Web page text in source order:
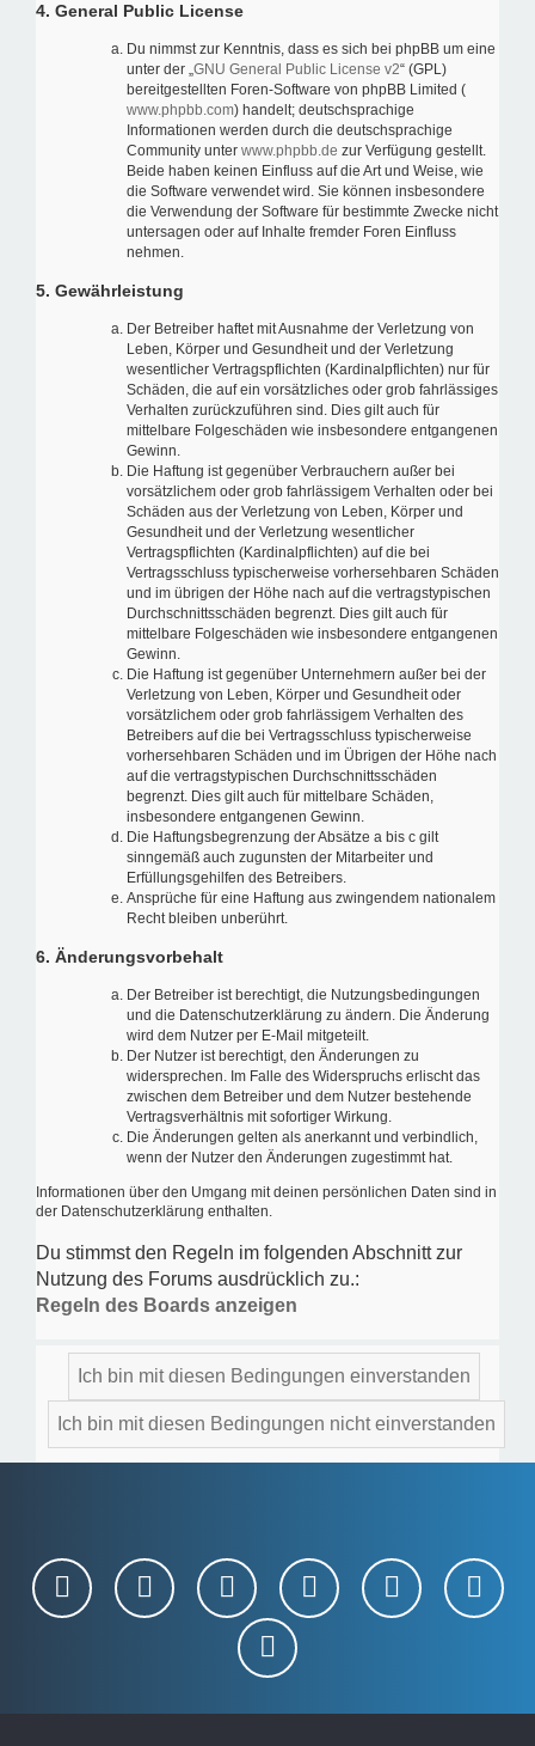
4. General Public License
Du nimmst zur Kenntnis, dass es sich bei phpBB um eine
unter der „GNU General Public License v2“ (GPL)
bereitgestellten Foren-Software von phpBB Limited (
www.phpbb.com) handelt; deutschsprachige
Informationen werden durch die deutschsprachige
Community unter www.phpbb.de zur Verfügung gestellt.
Beide haben keinen Einfluss auf die Art und Weise, wie
die Software verwendet wird. Sie können insbesondere
die Verwendung der Software für bestimmte Zwecke nicht
untersagen oder auf Inhalte fremder Foren Einfluss
nehmen.
5. Gewährleistung
Der Betreiber haftet mit Ausnahme der Verletzung von
Leben, Körper und Gesundheit und der Verletzung
wesentlicher Vertragspflichten (Kardinalpflichten) nur für
Schäden, die auf ein vorsätzliches oder grob fahrlässiges
Verhalten zurückzuführen sind. Dies gilt auch für
mittelbare Folgeschäden wie insbesondere entgangenen
Gewinn.
Die Haftung ist gegenüber Verbrauchern außer bei
vorsätzlichem oder grob fahrlässigem Verhalten oder bei
Schäden aus der Verletzung von Leben, Körper und
Gesundheit und der Verletzung wesentlicher
Vertragspflichten (Kardinalpflichten) auf die bei
Vertragsschluss typischerweise vorhersehbaren Schäden
und im übrigen der Höhe nach auf die vertragstypischen
Durchschnittsschäden begrenzt. Dies gilt auch für
mittelbare Folgeschäden wie insbesondere entgangenen
Gewinn.
Die Haftung ist gegenüber Unternehmern außer bei der
Verletzung von Leben, Körper und Gesundheit oder
vorsätzlichem oder grob fahrlässigem Verhalten des
Betreibers auf die bei Vertragsschluss typischerweise
vorhersehbaren Schäden und im Übrigen der Höhe nach
auf die vertragstypischen Durchschnittsschäden
begrenzt. Dies gilt auch für mittelbare Schäden,
insbesondere entgangenen Gewinn.
Die Haftungsbegrenzung der Absätze a bis c gilt
sinngemäß auch zugunsten der Mitarbeiter und
Erfüllungsgehilfen des Betreibers.
Ansprüche für eine Haftung aus zwingendem nationalem
Recht bleiben unberührt.
6. Änderungsvorbehalt
Der Betreiber ist berechtigt, die Nutzungsbedingungen
und die Datenschutzerklärung zu ändern. Die Änderung
wird dem Nutzer per E-Mail mitgeteilt.
Der Nutzer ist berechtigt, den Änderungen zu
widersprechen. Im Falle des Widerspruchs erlischt das
zwischen dem Betreiber und dem Nutzer bestehende
Vertragsverhältnis mit sofortiger Wirkung.
Die Änderungen gelten als anerkannt und verbindlich,
wenn der Nutzer den Änderungen zugestimmt hat.
Informationen über den Umgang mit deinen persönlichen Daten sind in
der Datenschutzerklärung enthalten.
Du stimmst den Regeln im folgenden Abschnitt zur
Nutzung des Forums ausdrücklich zu.:
Regeln des Boards anzeigen